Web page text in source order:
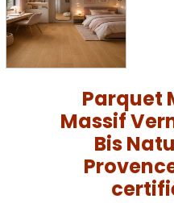
Parquet
Massif
Bis